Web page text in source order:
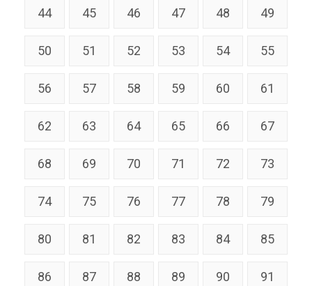
44 45 46 47 48 49
50 51 52 53 54 55
56 57 58 59 60 61
62 63 64 65 66 67
68 69 70 71 72 73
74 75 76 77 78 79
80 81 82 83 84 85
86 87 88 89 90 91